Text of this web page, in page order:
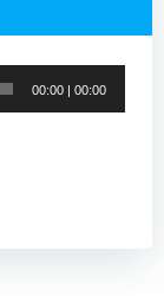
00:00 |00:00